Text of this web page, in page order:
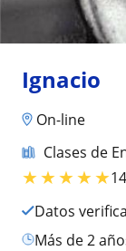
Ignacio
On-line
Clases de
★★★★★
Datos
más de 2